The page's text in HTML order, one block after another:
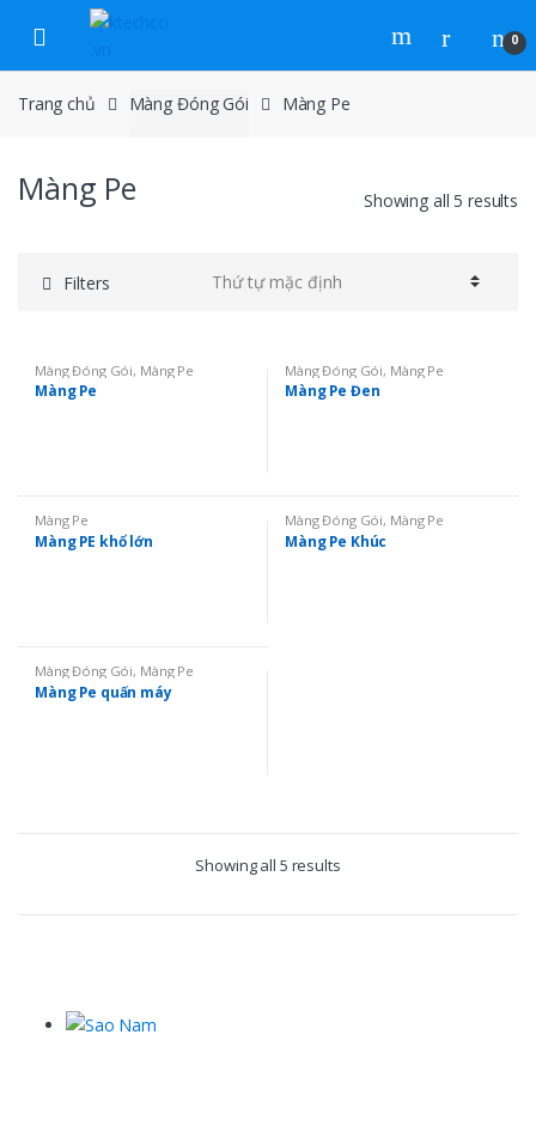
Skip to navigation
Skip to content
0
Trang chủ Màng Đóng Gói Màng Pe
Màng Pe Showing all 5 results
Filters
Màng Đóng Gói, Màng Pe
Màng Pe
Màng Đóng Gói, Màng Pe
Màng Pe Đen
Màng Pe
Màng PE khổ lớn
Màng Đóng Gói, Màng Pe
Màng Pe Khúc
Màng Đóng Gói, Màng Pe
Màng Pe quấn máy
Showing all 5 results